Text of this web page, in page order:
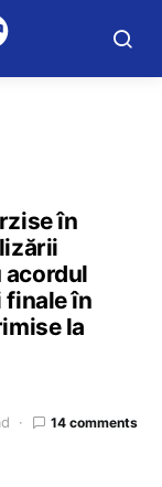
în
acordul
finale în
la
14 comments